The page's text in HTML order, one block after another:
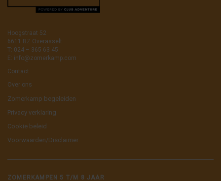
Hoogstraat 52
6611 BZ Overasselt
T: 024 – 365 63 45
E: info@zomerkamp.com
Contact
Over ons
Zomerkamp begeleiden
Privacy verklaring
Cookie beleid
Voorwaarden/Disclaimer
ZOMERKAMPEN 5 T/M 8 JAAR